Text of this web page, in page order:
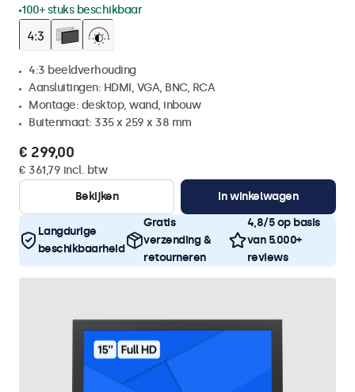
100+ stuks beschikbaar
4:3 beeldverhouding
Aansluitingen: HDMI, VGA, BNC, RCA
Montage: desktop, wand, inbouw
Buitenmaat: 335 x 259 x 38 mm
€ 299,00
€ 361,79 incl. btw
Bekijken
In winkelwagen
Langdurige
beschikbaarheid
Gratis
verzending &
retourneren
4,8/5 op basis
van 5.000+
reviews